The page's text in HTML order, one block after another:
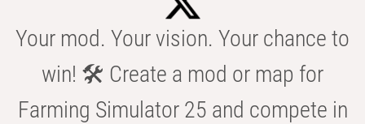
Your mod. Your vision. Your chance to
win! 🛠️ Create a mod or map for
Farming Simulator 25 and compete in